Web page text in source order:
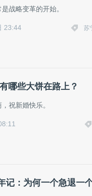
战略变革的开始。
23:44 苏
哪些大饼在路上？
祝新婚快乐。
记：为何一个急退一